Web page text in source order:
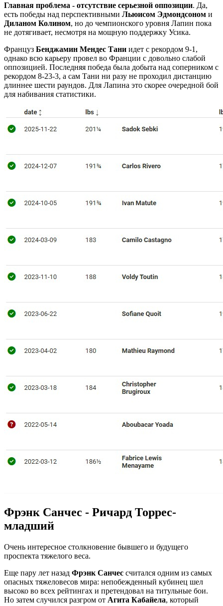
Главная проблема - отсутствие серьезной оппозиции. Да,
есть победы над перспективными Льюисом Эдмондсоном и
Диланом Колином, но до чемпионского уровня Лапин пока
не дотягивает, несмотря на мощную поддержку Усика.
Француз Бенджамин Мендес Тани идет с рекордом 9-1,
однако всю карьеру провел во Франции с довольно слабой
оппозицией. Последняя победа была добыта над соперником с
рекордом 8-23-3, а сам Тани ни разу не проходил дистанцию
длиннее шести раундов. Для Лапина это скорее очередной бой
для набивания статистики.
Фрэнк Санчес - Ричард Торрес-
младший
Очень интересное столкновение бывшего и будущего
проспекта тяжелого веса.
Еще пару лет назад Фрэнк Санчес считался одним из самых
опасных тяжеловесов мира: непобежденный кубинец шел
высоко во всех рейтингах и претендовал на титульные бои.
Но затем случился разгром от Агита Кабайела, который